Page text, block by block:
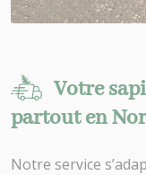
Votre
partout en
Notre service